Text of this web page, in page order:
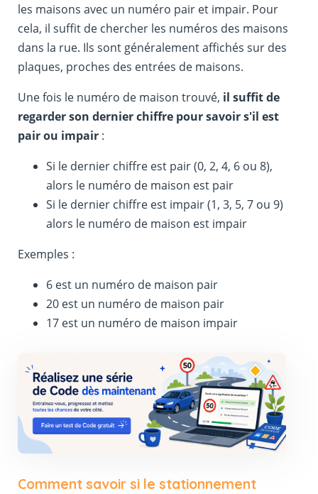
les maisons avec un numéro pair et impair. Pour
cela, il suffit de chercher les numéros des maisons
dans la rue. Ils sont généralement affichés sur des
plaques, proches des entrées de maisons.
Une fois le numéro de maison trouvé, il suffit de
regarder son dernier chiffre pour savoir s'il est
pair ou impair:
Si le dernier chiffre est pair (0, 2, 4, 6 ou 8),
alors le numéro de maison est pair
Si le dernier chiffre est impair (1, 3, 5, 7 ou 9)
alors le numéro de maison est impair
Exemples :
6 est un numéro de maison pair
20 est un numéro de maison pair
17 est un numéro de maison impair
Comment savoir si le stationnement